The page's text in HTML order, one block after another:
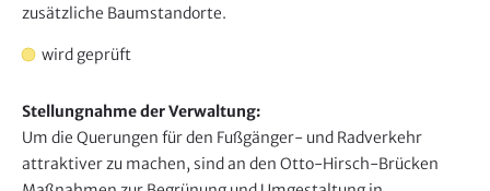
zusätzliche Baumstandorte.
wird geprüft
Stellungnahme der Verwaltung:
Um die Querungen für den Fußgänger- und Radverkehr
attraktiver zu machen, sind an den Otto-Hirsch-Brücken